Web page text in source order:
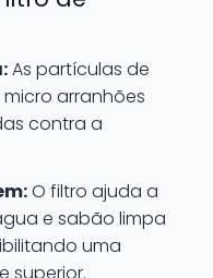
As partículas de
arranhões
contra a
O filtro ajuda a
e sabão limpa
uma